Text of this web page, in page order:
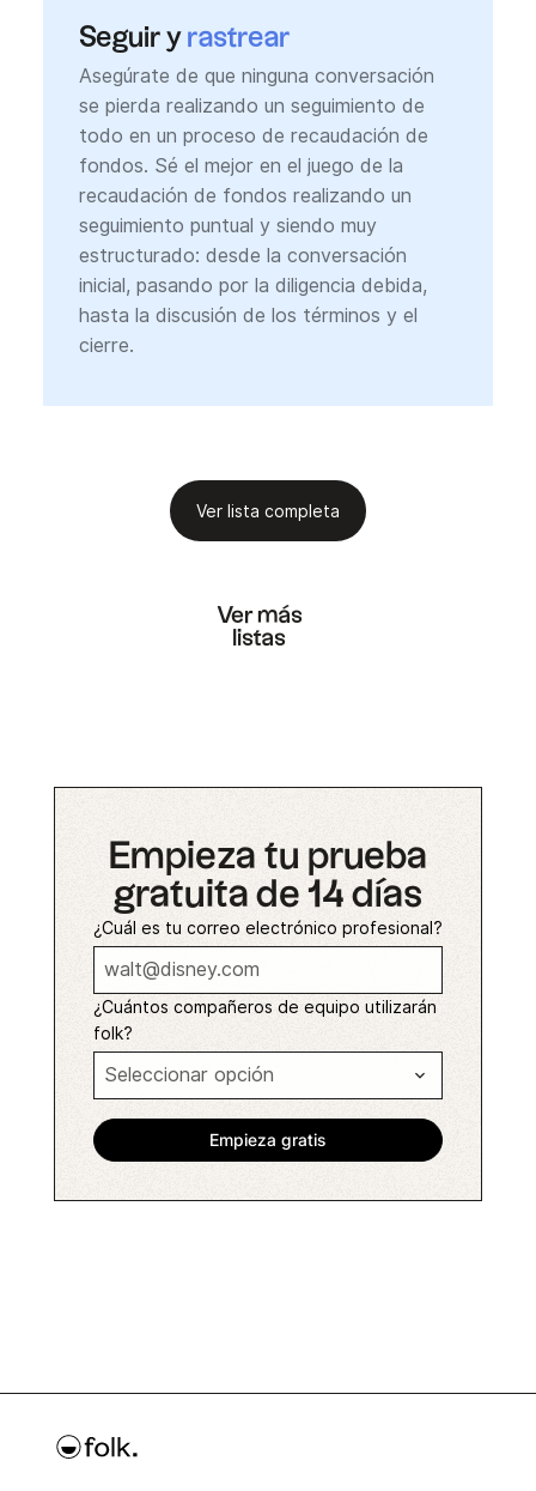
Seguir y rastrear
Asegúrate de que ninguna conversación
se pierda realizando un seguimiento de
todo en un proceso de recaudación de
fondos. Sé el mejor en el juego de la
recaudación de fondos realizando un
seguimiento puntual y siendo muy
estructurado: desde la conversación
inicial, pasando por la diligencia debida,
hasta la discusión de los términos y el
cierre.
Ver lista completa
Ver más
listas
Empieza tu prueba
gratuita de 14 días
¿Cuál es tu correo electrónico profesional?
¿Cuántos compañeros de equipo utilizarán
folk?